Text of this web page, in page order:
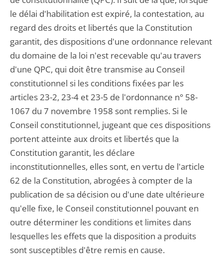
le délai d'habilitation est expiré, la contestation, au
regard des droits et libertés que la Constitution
garantit, des dispositions d'une ordonnance relevant
du domaine de la loi n'est recevable qu'au travers
d'une QPC, qui doit être transmise au Conseil
constitutionnel si les conditions fixées par les
articles 23-2, 23-4 et 23-5 de l'ordonnance n° 58-
1067 du 7 novembre 1958 sont remplies. Si le
Conseil constitutionnel, jugeant que ces dispositions
portent atteinte aux droits et libertés que la
Constitution garantit, les déclare
inconstitutionnelles, elles sont, en vertu de l'article
62 de la Constitution, abrogées à compter de la
publication de sa décision ou d'une date ultérieure
qu'elle fixe, le Conseil constitutionnel pouvant en
outre déterminer les conditions et limites dans
lesquelles les effets que la disposition a produits
sont susceptibles d'être remis en cause.